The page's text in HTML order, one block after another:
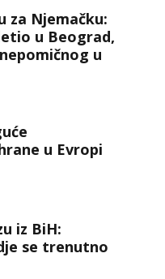
za Njemačku:
u Beograd,
u
u Evropi
iz BiH:
se trenutno